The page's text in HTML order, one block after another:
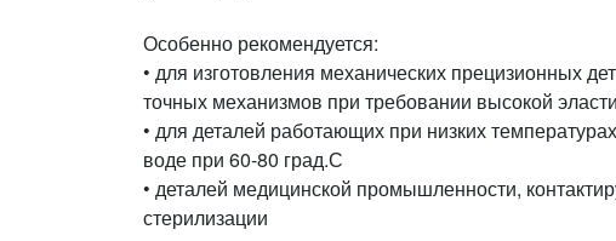
Особенно рекомендуется:
• для изготовления механических прецизионных
точных механизмов при требовании высокой
• для деталей работающих при низких
воде при 60-80 град.С
• деталей медицинской промышленности,
стерилизации